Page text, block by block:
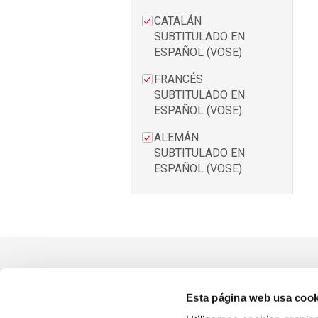
Esta página web usa
CATALÁN
SUBTITULADO EN
ESPAÑOL (VOSE)
FRANCÉS
SUBTITULADO EN
ESPAÑOL (VOSE)
ALEMÁN
SUBTITULADO EN
ESPAÑOL (VOSE)
PRÓXIMOS ESTRENOS